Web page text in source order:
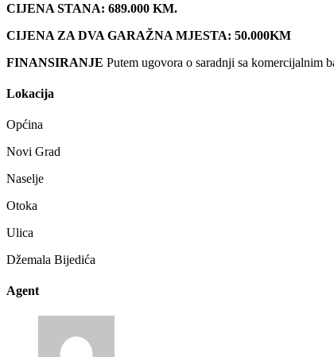
CIJENA STANA: 689.000 KM.
CIJENA ZA DVA GARAŽNA MJESTA: 50.000KM
FINANSIRANJE Putem ugovora o saradnji sa komercijalnim
Lokacija
Općina
Novi Grad
Naselje
Otoka
Ulica
Džemala Bijedića
Agent